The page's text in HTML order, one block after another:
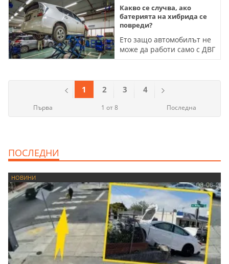
Какво се случва, ако
батерията на хибрида се
повреди?
Ето защо автомобилът не
може да работи само с ДВГ
1 от 8 Последна
1 2 3 4
Първа
ПОСЛЕДНИ
НОВИНИ